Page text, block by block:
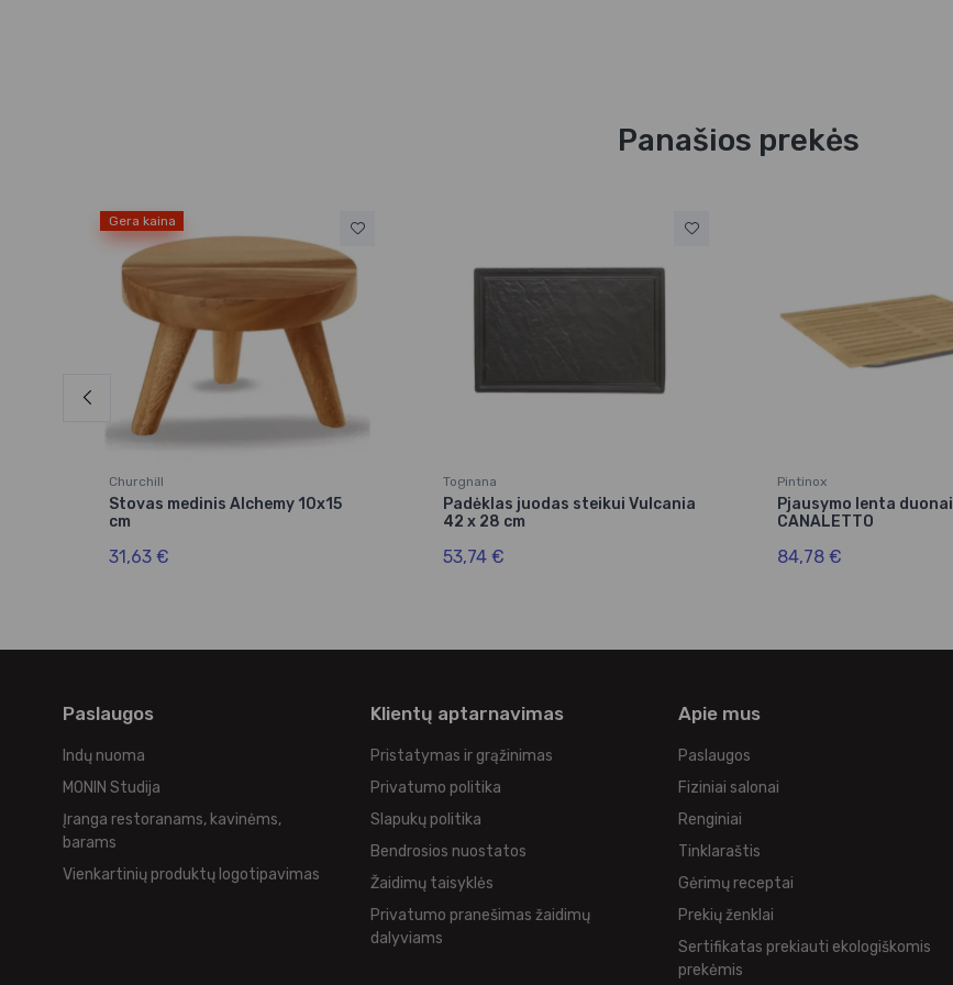
Panašios prekės
Gera kaina
Churchill
Stovas medinis Alchemy 10x15
cm
31,63 €
Tognana
Padėklas juodas steikui Vulcania
42 x 28 cm
53,74 €
Pintinox
Pjausymo lenta duonai
CANALETTO
84,78 €
Paslaugos
Indų nuoma
MONIN Studija
Įranga restoranams, kavinėms,
barams
Vienkartinių produktų logotipavimas
Klientų aptarnavimas
Pristatymas ir grąžinimas
Privatumo politika
Slapukų politika
Bendrosios nuostatos
Žaidimų taisyklės
Privatumo pranešimas žaidimų
dalyviams
Apie mus
Paslaugos
Fiziniai salonai
Renginiai
Tinklaraštis
Gėrimų receptai
Prekių ženklai
Sertifikatas prekiauti ekologiškomis
prekėmis